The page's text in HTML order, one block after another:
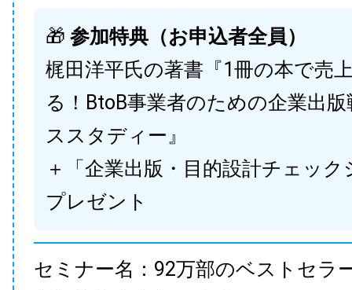
🎁 参加特典（お申込者全員）
梶田洋平氏の著書『1冊の本で売
る！BtoB事業者のための企業出
ススタディー』
＋「企業出版・目的設計チェック
プレゼント
セミナー名：92万部のベストセラ